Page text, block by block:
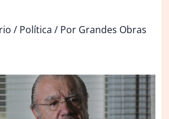
/ Política / Por Grandes Obras